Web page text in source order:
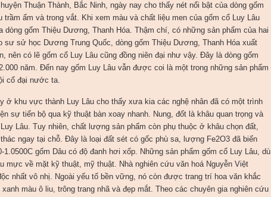
Thuận Thành, Bắc Ninh, ngày nay cho thấy nét nổi bật của dòng gốm
trầm ấm và trong vắt. Khi xem màu và chất liệu men của gốm cổ Luy Lâu
gốm Thiệu Dương, Thanh Hóa. Thậm chí, có những sản phẩm của hai
sư sử học Dương Trung Quốc, dòng gốm Thiệu Dương, Thanh Hóa xuất
nên có lẽ gốm cổ Luy Lâu cũng đồng niên đại như vậy. Đây là dòng gốm
năm. Đến nay gốm Luy Lâu vẫn được coi là một trong những sản phẩm
cổ đại nước ta.
ở khu vực thành Luy Lâu cho thấy xưa kia các nghệ nhân đã có một trình
sự tiến bộ qua kỹ thuật bàn xoay nhanh. Nung, đốt là khâu quan trọng và
Lâu. Tuy nhiên, chất lượng sản phẩm còn phụ thuộc ở khâu chọn đất,
ngay tại chỗ. Đây là loại đất sét có gốc phù sa, lượng Fe2O3 đã biến
gốm Dâu có độ đanh hơi xốp. Những sản phẩm gốm cổ Luy Lâu, dù
mực về mặt kỹ thuật, mỹ thuật. Nhà nghiên cứu văn hoá Nguyễn Việt
nhất vô nhị. Ngoài yếu tố bền vững, nó còn được trang trí hoa văn khắc
màu ô liu, trông trang nhã và đẹp mắt. Theo các chuyên gia nghiên cứu